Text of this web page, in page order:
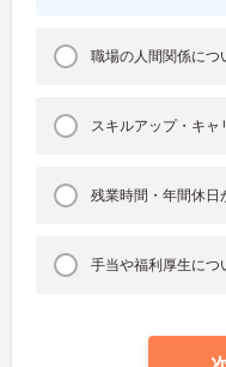
職場の人間関係につ
スキルアップ・キ
残業時間・年間休日
手当や福利厚生につ